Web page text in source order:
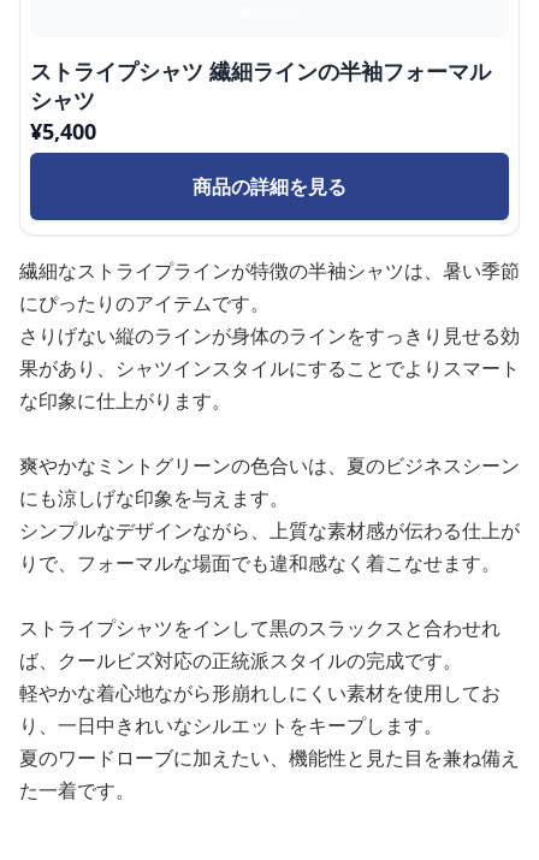
ストライプシャツ 繊細ラインの半袖フォーマル
シャツ
¥5,400
商品の詳細を見る
繊細なストライプラインが特徴の半袖シャツは、暑い季節
にぴったりのアイテムです。
さりげない縦のラインが身体のラインをすっきり見せる効
果があり、シャツインスタイルにすることでよりスマート
な印象に仕上がります。
爽やかなミントグリーンの色合いは、夏のビジネスシーン
にも涼しげな印象を与えます。
シンプルなデザインながら、上質な素材感が伝わる仕上が
りで、フォーマルな場面でも違和感なく着こなせます。
ストライプシャツをインして黒のスラックスと合わせれ
ば、クールビズ対応の正統派スタイルの完成です。
軽やかな着心地ながら形崩れしにくい素材を使用してお
り、一日中きれいなシルエットをキープします。
夏のワードローブに加えたい、機能性と見た目を兼ね備え
た一着です。